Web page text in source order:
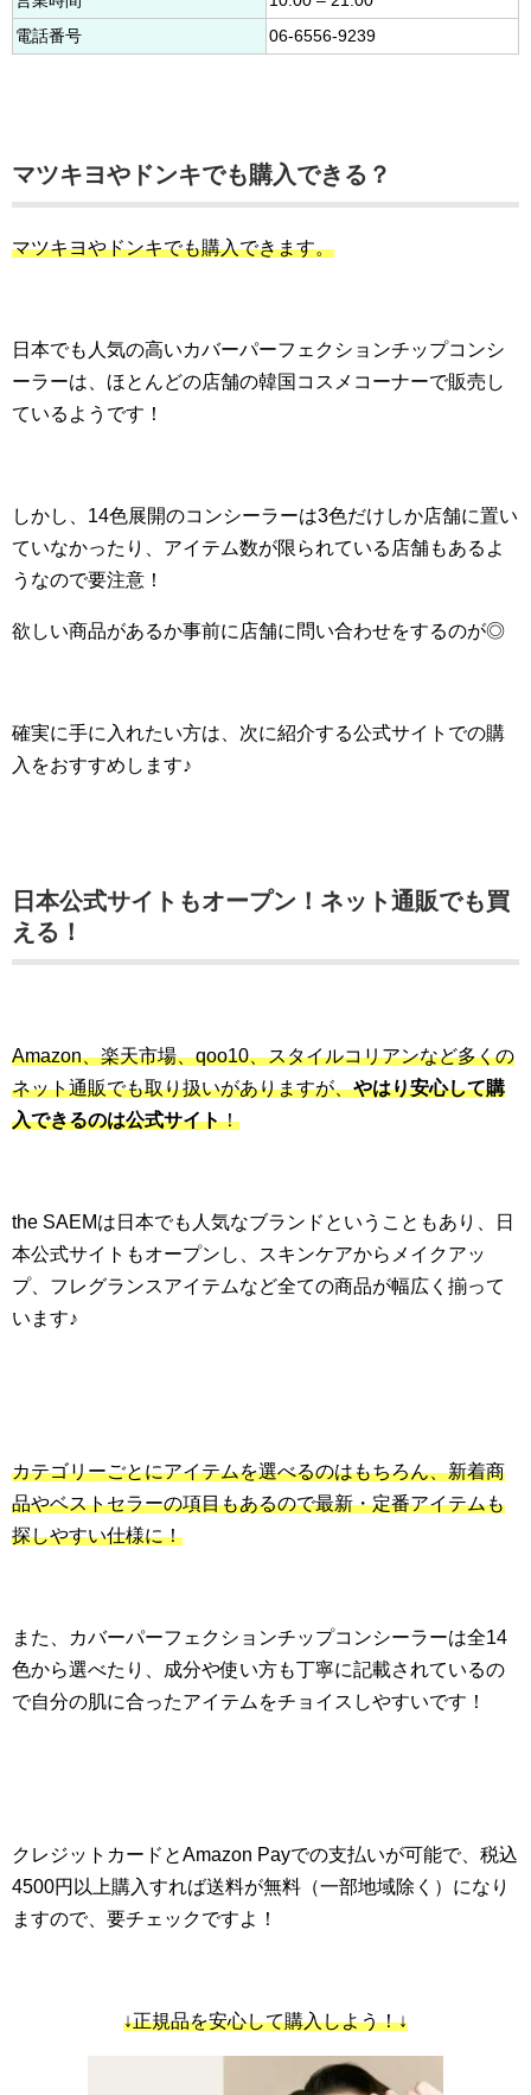
電話番号
06-6556-9239
マツキヨやドンキでも購入できる？
マツキヨやドンキでも購入できます。
日本でも人気の高いカバーパーフェクションチップコンシ
ーラーは、ほとんどの店舗の韓国コスメコーナーで販売し
ているようです！
しかし、14色展開のコンシーラーは3色だけしか店舗に置い
ていなかったり、アイテム数が限られている店舗もあるよ
うなので要注意！
欲しい商品があるか事前に店舗に問い合わせをするのが◎
確実に手に入れたい方は、次に紹介する公式サイトでの購
入をおすすめします♪
日本公式サイトもオープン！ネット通販でも買
える！
Amazon、楽天市場、qoo10、スタイルコリアンなど多くの
ネット通販でも取り扱いがありますが、やはり安心して購
入できるのは公式サイト！
the SAEMは日本でも人気なブランドということもあり、日
本公式サイトもオープンし、スキンケアからメイクアッ
プ、フレグランスアイテムなど全ての商品が幅広く揃って
います♪
カテゴリーごとにアイテムを選べるのはもちろん、新着商
品やベストセラーの項目もあるので最新・定番アイテムも
探しやすい仕様に！
また、カバーパーフェクションチップコンシーラーは全14
色から選べたり、成分や使い方も丁寧に記載されているの
で自分の肌に合ったアイテムをチョイスしやすいです！
クレジットカードとAmazon Payでの支払いが可能で、税込
4500円以上購入すれば送料が無料（一部地域除く）になり
ますので、要チェックですよ！
↓正規品を安心して購入しよう！↓